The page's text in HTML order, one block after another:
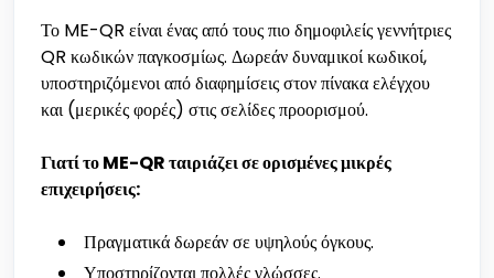
Το ME-QR είναι ένας από τους πιο δημοφιλείς γεννήτριες
QR κωδικών παγκοσμίως. Δωρεάν δυναμικοί κωδικοί,
υποστηριζόμενοι από διαφημίσεις στον πίνακα ελέγχου
και (μερικές φορές) στις σελίδες προορισμού.
Γιατί το ME-QR ταιριάζει σε ορισμένες μικρές
επιχειρήσεις:
Πραγματικά δωρεάν σε υψηλούς όγκους.